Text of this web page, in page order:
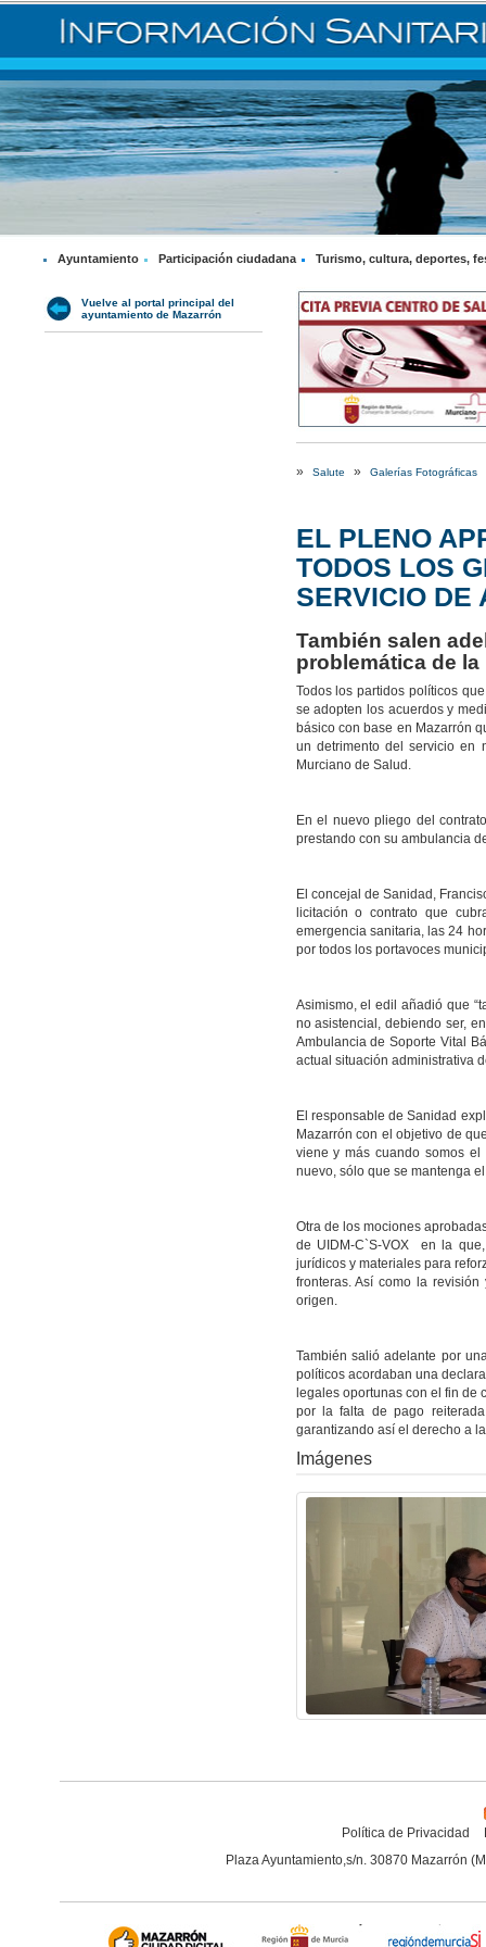
Ayuntamiento Participación ciudadana Turismo, cultura, deportes,
Vuelve al portal principal del
ayuntamiento de Mazarrón
» Salute » Galerías Fotográficas
EL PLENO
TODOS LOS
SERVICIO DE
También salen
problemática de la
Todos los partidos políticos
se adopten los acuerdos y
básico con base en Mazarrón
un detrimento del servicio en
Murciano de Salud.
En el nuevo pliego del
prestando con su ambulancia
El concejal de Sanidad,
licitación o contrato que
emergencia sanitaria, las 24
por todos los portavoces
Asimismo, el edil añadió que
no asistencial, debiendo ser,
Ambulancia de Soporte Vital
actual situación administrativa
El responsable de Sanidad
Mazarrón con el objetivo de
viene y más cuando somos
nuevo, sólo que se mantenga
Otra de los mociones
de UIDM-C`S-VOX en la
jurídicos y materiales para
fronteras. Así como la
origen.
También salió adelante por
políticos acordaban una
legales oportunas con el fin de
por la falta de pago
garantizando así el derecho a
Imágenes
Política de Privacidad
Plaza Ayuntamiento,s/n. 30870 Mazarrón